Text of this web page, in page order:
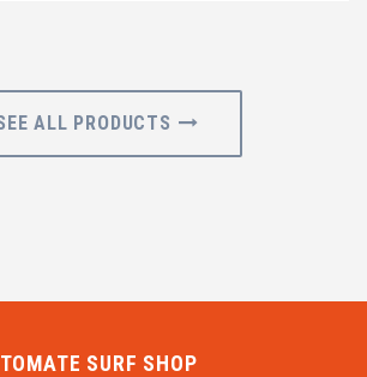
ALL PRODUCTS
TOMATE SURF SHOP